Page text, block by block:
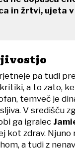
in žrtvi, ujeta
pa tudi
a to zato,
temveč je
V središču
ga igralec
kot zdrav.
a tudi z